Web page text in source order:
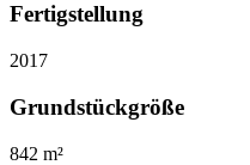
Fertigstellung
2017
Grundstückgröße
842 m²